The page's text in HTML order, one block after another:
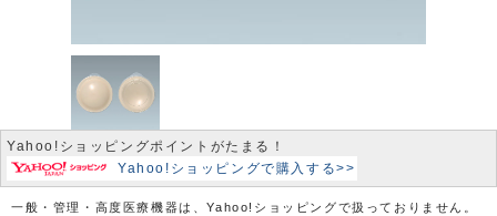
Yahoo!ショッピングポイントがたまる！
Yahoo!ショッピングで購入する>>
一般・管理・高度医療機器は、Yahoo!ショッピングで扱っておりません。